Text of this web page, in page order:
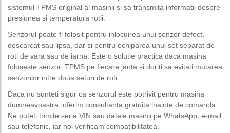
sistemul TPMS original al masinii si sa transmita informatii despre
presiunea si temperatura rotii.
Senzorul poate fi folosit pentru inlocuirea unui senzor defect,
descarcat sau lipsa, dar si pentru echiparea unui set separat de
roti de vara sau de iarna. Este o solutie practica daca masina
foloseste senzori TPMS pe fiecare janta si doriti sa evitati mutarea
senzorilor intre doua seturi de roti.
Daca nu sunteti sigur ca senzorul este potrivit pentru masina
dumneavoastra, oferim consultanta gratuita inainte de comanda.
Ne puteti trimite seria VIN sau datele masinii pe WhatsApp, e-mail
sau telefonic, iar noi verificam compatibilitatea.